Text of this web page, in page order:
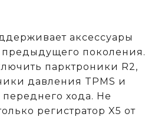
аксессуары
предыдущего поколения.
парктроники R2,
давления TPMS и
хода. Не
регистратор X5 от